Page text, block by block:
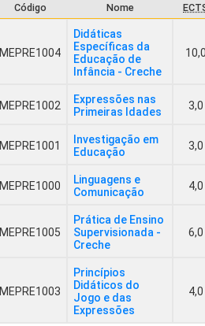
Código
Nome
MEPRE1004
Didáticas
Específicas da
Educação de
Infância - Creche
MEPRE1002
Expressões nas
Primeiras Idades
3,0
MEPRE1001
Investigação em
Educação
3,0
MEPRE1000
Linguagens e
Comunicação
4,0
MEPRE1005
Prática de Ensino
Supervisionada -
Creche
6,0
MEPRE1003
Princípios
Didáticos do
Jogo e das
Expressões
4,0